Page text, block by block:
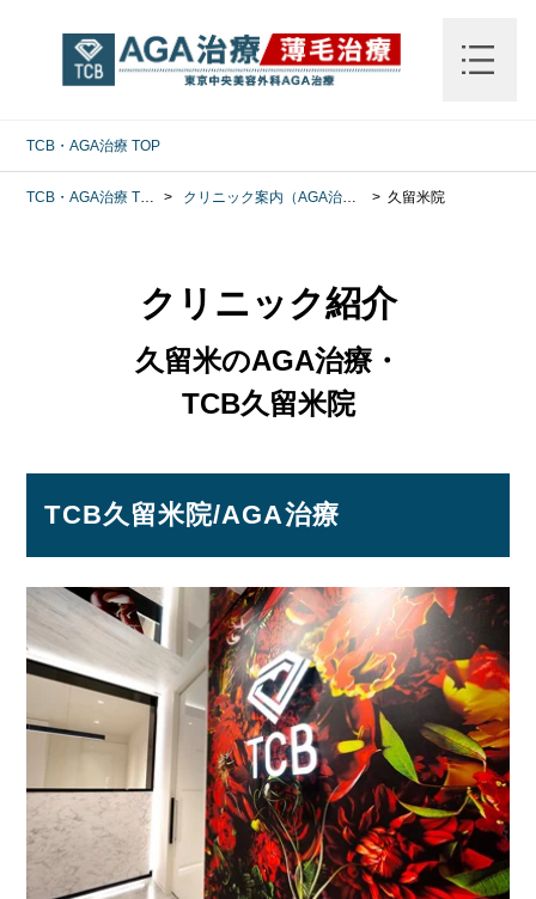
TCB・AGA治療 TOP
TCB・AGA治療 TOP クリニック案内（AGA治療） 久留米院
クリニック紹介
久留米のAGA治療・
TCB久留米院
TCB久留米院/AGA治療